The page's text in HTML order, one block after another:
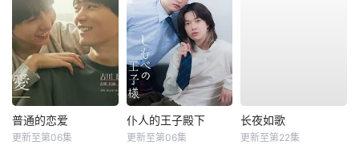
普通的恋爱
更新至第06集
仆人的王子殿下
更新至第06集
长夜如歌
更新至第22集